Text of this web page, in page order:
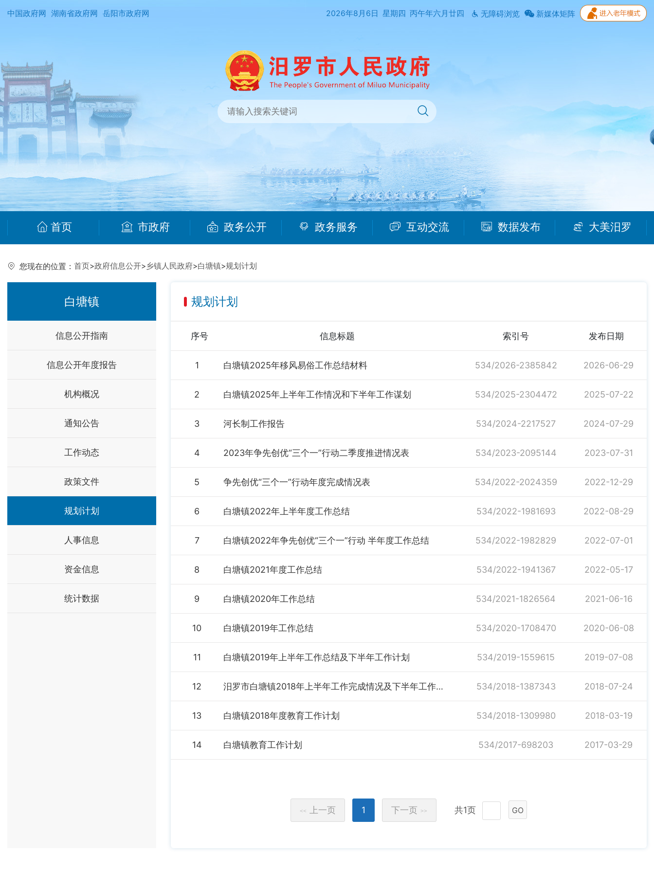
中国政府网 湖南省政府网 岳阳市政府网 2026年8月6日 星期四 丙午年六月廿四 无障碍浏览 新媒体矩阵
首页 市政府 政务公开 政务服务 互动交流 数据发布 大美汨罗
您现在的位置： 首页>政府信息公开>乡镇人民政府>白塘镇>规划计划
白塘镇
信息公开指南
信息公开年度报告
机构概况
通知公告
工作动态
政策文件
规划计划
人事信息
资金信息
统计数据
规划计划
序号 信息标题 索引号 发布日期
1 白塘镇2025年移风易俗工作总结材料 534/2026-2385842 2026-06-29
2 白塘镇2025年上半年工作情况和下半年工作谋划 534/2025-2304472 2025-07-22
3 河长制工作报告 534/2024-2217527 2024-07-29
4 2023年争先创优“三个一”行动二季度推进情况表 534/2023-2095144 2023-07-31
5 争先创优“三个一”行动年度完成情况表 534/2022-2024359 2022-12-29
6 白塘镇2022年上半年度工作总结 534/2022-1981693 2022-08-29
7 白塘镇2022年争先创优“三个一”行动 半年度工作总结 534/2022-1982829 2022-07-01
8 白塘镇2021年度工作总结 534/2022-1941367 2022-05-17
9 白塘镇2020年工作总结 534/2021-1826564 2021-06-16
10 白塘镇2019年工作总结 534/2020-1708470 2020-06-08
11 白塘镇2019年上半年工作总结及下半年工作计划 534/2019-1559615 2019-07-08
12 汨罗市白塘镇2018年上半年工作完成情况及下半年工作计划 534/2018-1387343 2018-07-24
13 白塘镇2018年度教育工作计划 534/2018-1309980 2018-03-19
14 白塘镇教育工作计划 534/2017-698203 2017-03-29
<< 上一页 1 下一页 >> 共1页 GO